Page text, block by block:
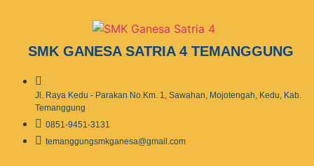
SMK GANESA SATRIA 4 TEMANGGUNG
Jl. Raya Kedu - Parakan No.Km. 1, Sawahan, Mojotengah, Kedu, Kab.
Temanggung
0851-9451-3131
temanggungsmkganesa@gmail.com